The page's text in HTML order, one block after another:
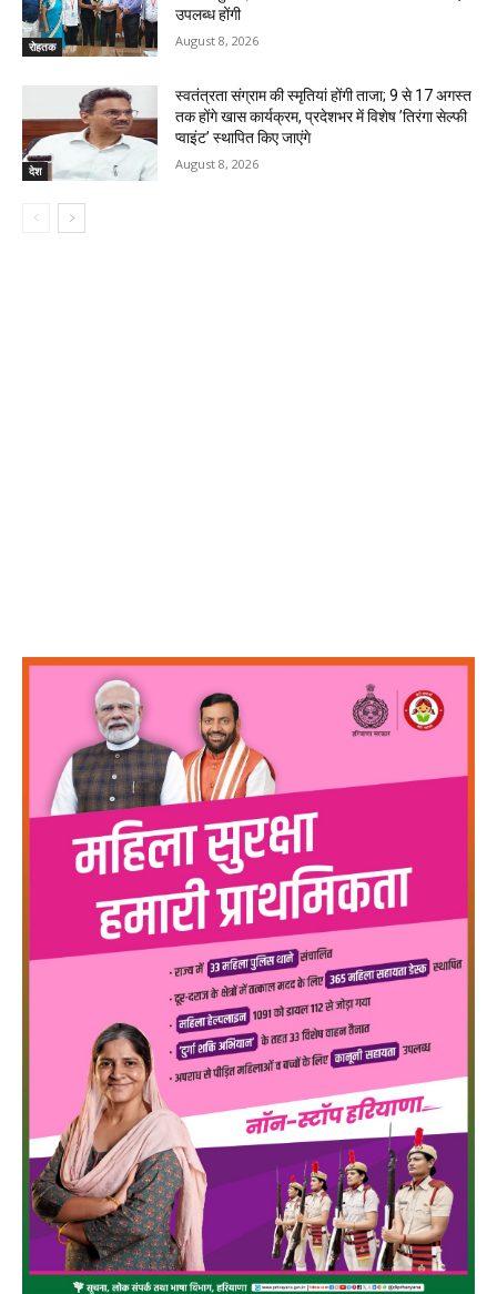
रोहतक
उपलब्ध होंगी
August 8, 2026
देश
स्वतंत्रता संग्राम की स्मृतियां होंगी ताजा; 9 से 17 अगस्त
तक होंगे खास कार्यक्रम, प्रदेशभर में विशेष ’तिरंगा सेल्फी
प्वाइंट’ स्थापित किए जाएंगे
August 8, 2026